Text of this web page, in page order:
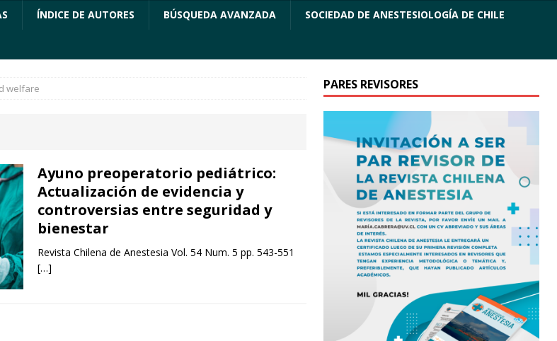
ÍNDICE DE AUTORES BÚSQUEDA AVANZADA SOCIEDAD DE ANESTESIOLOGÍA DE CHILE
welfare
Ayuno preoperatorio pediátrico:
Actualización de evidencia y
controversias entre seguridad y
bienestar
Revista Chilena de Anestesia Vol. 54 Num. 5 pp. 543-551
[…]
PARES REVISORES